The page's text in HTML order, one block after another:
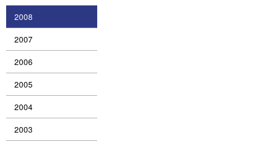
2008
2007
2006
2005
2004
2003